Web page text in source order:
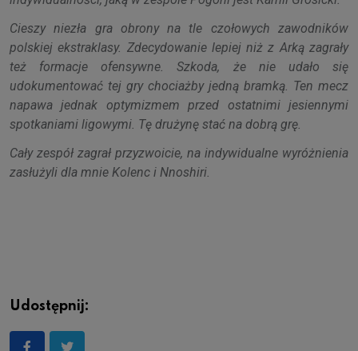
Cieszy niezła gra obrony na tle czołowych zawodników
polskiej ekstraklasy. Zdecydowanie lepiej niż z Arką zagrały
też formacje ofensywne. Szkoda, że nie udało się
udokumentować tej gry chociażby jedną bramką. Ten mecz
napawa jednak optymizmem przed ostatnimi jesiennymi
spotkaniami ligowymi. Tę drużynę stać na dobrą grę.
Cały zespół zagrał przyzwoicie, na indywidualne wyróżnienia
zasłużyli dla mnie Kolenc i Nnoshiri.
Udostępnij: